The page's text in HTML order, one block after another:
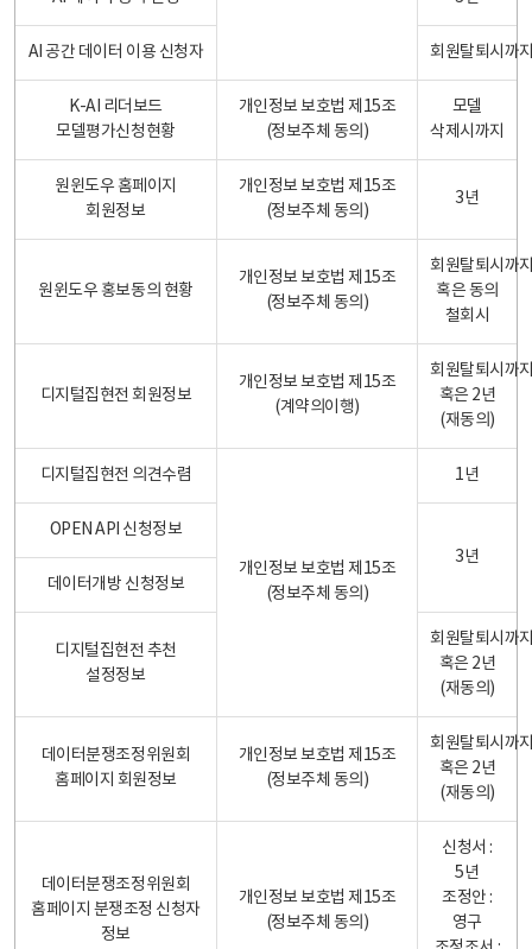
AI 공간 데이터 이용 신청자 회원탈퇴시까
K-AI 리더보드
모델평가신청현황
개인정보 보호법 제15조
(정보주체 동의)
모델
삭제시까지
원윈도우 홈페이지
회원정보
개인정보 보호법 제15조
(정보주체 동의)
3년
원윈도우 홍보동의 현황
개인정보 보호법 제15조
(정보주체 동의)
회원탈퇴시까
혹은 동의
철회시
디지털집현전 회원정보
개인정보 보호법 제15조
(계약의이행)
회원탈퇴시까
혹은 2년
(재동의)
디지털집현전 의견수렴
개인정보 보호법 제15조
(정보주체 동의)
1년
OPEN API 신청정보
3년
데이터개방 신청정보
디지털집현전 추천
설정정보
회원탈퇴시까
혹은 2년
(재동의)
데이터분쟁조정위원회
홈페이지 회원정보
개인정보 보호법 제15조
(정보주체 동의)
회원탈퇴시까
혹은 2년
(재동의)
데이터분쟁조정위원회
홈페이지 분쟁조정 신청자
정보
개인정보 보호법 제15조
(정보주체 동의)
신청서 :
5년
조정안 :
영구